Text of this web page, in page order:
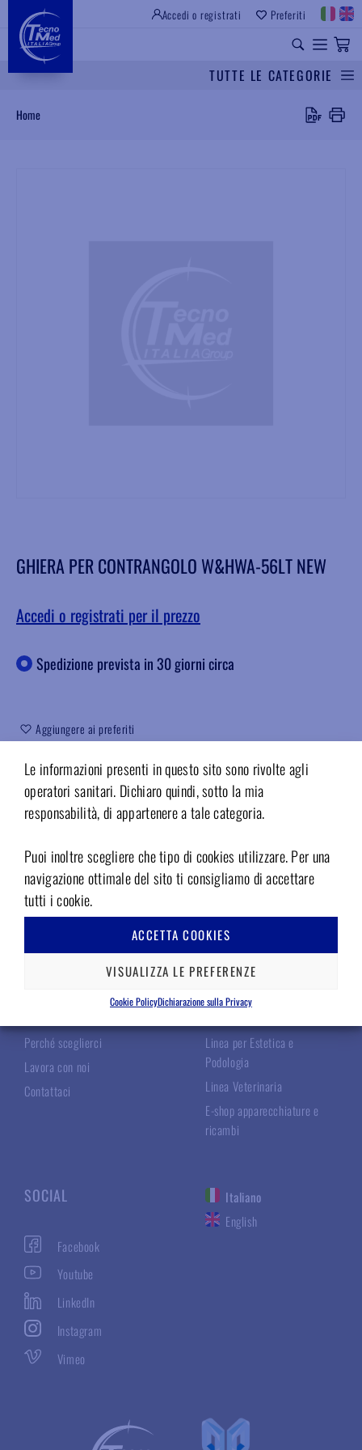
Le informazioni presenti in questo sito sono rivolte agli
operatori sanitari. Dichiaro quindi, sotto la mia
responsabilità, di appartenere a tale categoria.
Puoi inoltre scegliere che tipo di cookies utilizzare. Per una
navigazione ottimale del sito ti consigliamo di accettare
tutti i cookie.
ACCETTA COOKIES
VISUALIZZA LE PREFERENZE
Cookie PolicyDichiarazione sulla Privacy
Accedi o registrati Preferiti
TUTTE LE CATEGORIE
Home
GHIERA PER CONTRANGOLO W&HWA-56LT NEW
Accedi o registrati per il prezzo
Spedizione prevista in 30 giorni circa
Aggiungere ai preferiti
Codice:05112800
Perché sceglierci
Lavora con noi
Contattaci
LE NOSTRE LINEE
Linea Chirurgica
Linea per Estetica e
Podologia
Linea Veterinaria
E-shop apparecchiature e
ricambi
SOCIAL
Facebook
Youtube
LinkedIn
Instagram
Vimeo
Italiano
English